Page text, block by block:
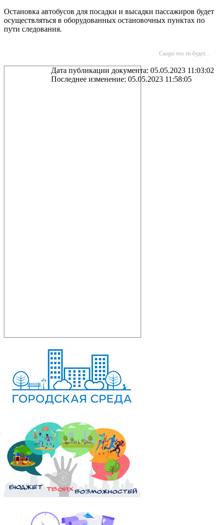
Остановка автобусов для посадки и высадки пассажиров будет
осуществляться в оборудованных остановочных пунктах по
пути следования.
Скоро что то будет...
Дата публикации документа: 05.05.2023 11:03:02
Последнее изменение: 05.05.2023 11:58:05